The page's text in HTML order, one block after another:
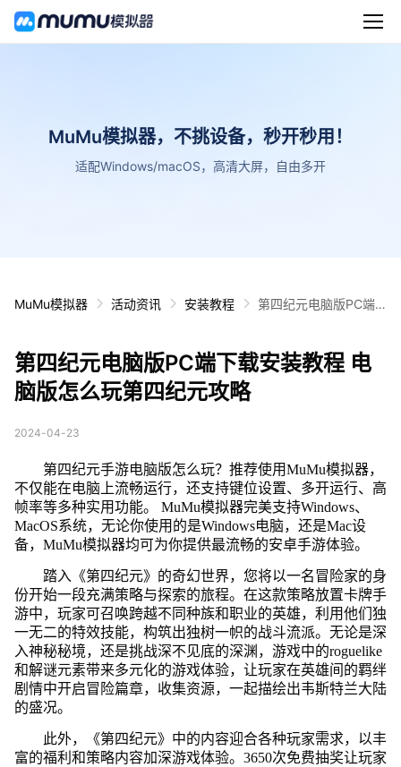
MuMu模拟器，不挑设备，秒开秒用！
适配Windows/macOS，高清大屏，自由多开
MuMu模拟器 活动资讯 安装教程
第四纪元电脑版PC端
第四纪元电脑版PC端下载安装教程 电
脑版怎么玩第四纪元攻略
2024-04-23
第四纪元手游电脑版怎么玩？推荐使用MuMu模拟器，
不仅能在电脑上流畅运行，还支持键位设置、多开运行、高
帧率等多种实用功能。 MuMu模拟器完美支持Windows、
MacOS系统，无论你使用的是Windows电脑，还是Mac设
备，MuMu模拟器均可为你提供最流畅的安卓手游体验。
踏入《第四纪元》的奇幻世界，您将以一名冒险家的身
份开始一段充满策略与探索的旅程。在这款策略放置卡牌手
游中，玩家可召唤跨越不同种族和职业的英雄，利用他们独
一无二的特效技能，构筑出独树一帜的战斗流派。无论是深
入神秘秘境，还是挑战深不见底的深渊，游戏中的roguelike
和解谜元素带来多元化的游戏体验，让玩家在英雄间的羁绊
剧情中开启冒险篇章，收集资源，一起描绘出韦斯特兰大陆
的盛况。
此外，《第四纪元》中的内容迎合各种玩家需求，以丰
富的福利和策略内容加深游戏体验。3650次免费抽奖让玩家